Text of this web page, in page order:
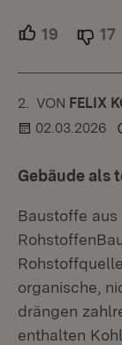
19 17
2. KOMMENTAR
VON :FELIX
02.03.2026
Gebäude als
Baustoffe
organische,
drängen
enthalten